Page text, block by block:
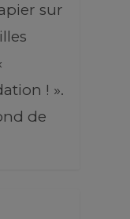
sur
! ».
de